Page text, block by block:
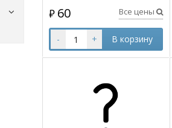
₽ 60 Все цены
- + В корзину